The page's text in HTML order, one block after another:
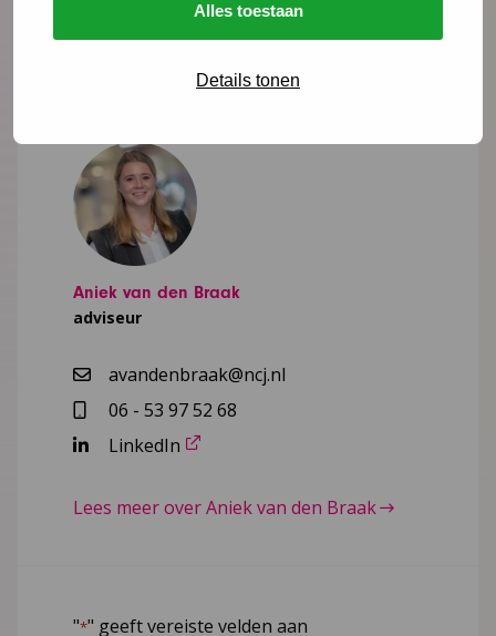
Alles toestaan
Details tonen
Aniek van den Braak
adviseur
avandenbraak@ncj.nl
06 - 53 97 52 68
LinkedIn
Lees meer over Aniek van den Braak
"*" geeft vereiste velden aan